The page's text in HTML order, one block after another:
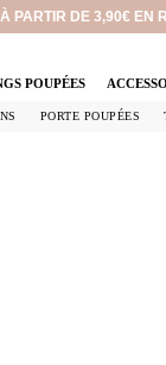
PARTIR DE 3,90€ EN
POUPÉES
PORTE POUPÉES